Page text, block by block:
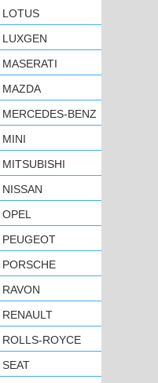
LOTUS
LUXGEN
MASERATI
MAZDA
MERCEDES-BENZ
MINI
MITSUBISHI
NISSAN
OPEL
PEUGEOT
PORSCHE
RAVON
RENAULT
ROLLS-ROYCE
SEAT